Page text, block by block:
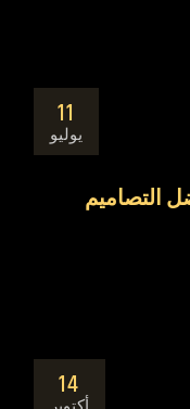
11
يوليو
التصاميم
14